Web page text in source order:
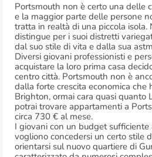
Portsmouth non è certo una delle
e la maggior parte delle persone
tratta in realtà di una piccola isola.
distingue per i suoi distretti
dal suo stile di vita e dalla sua
Diversi giovani professionisti e
acquistare la loro prima casa
centro città. Portsmouth non è
dalla forte crescita economica che
Brighton, ormai cara quasi quanto
potrai trovare appartamenti a
circa 730 € al mese.
I giovani con un budget sufficiente
vogliono concedersi un certo stile
orientarsi sul nuovo quartiere di